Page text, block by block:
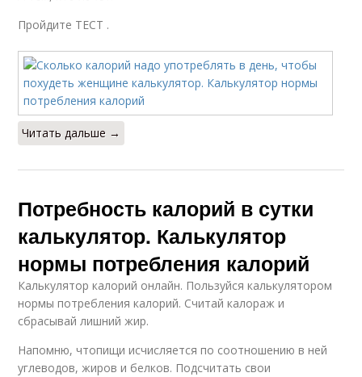
Пройдите ТЕСТ .
Читать дальше →
Потребность калорий в сутки
калькулятор. Калькулятор
нормы потребления калорий
Калькулятор калорий онлайн. Пользуйся калькулятором
нормы потребления калорий. Считай калораж и
сбрасывай лишний жир.
Напомню, чтопищи исчисляется по соотношению в ней
углеводов, жиров и белков. Подсчитать свои